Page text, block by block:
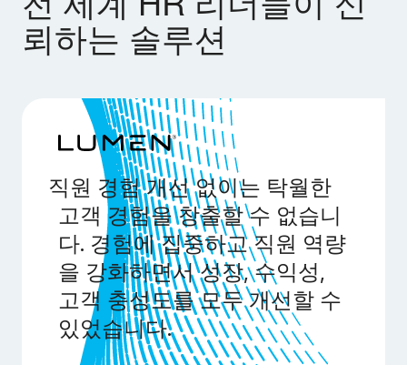
뢰하는 솔루션
직원 경험 개선 없이는 탁월한
고객 경험을 창출할 수 없습니
다. 경험에 집중하고 직원 역량
을 강화하면서 성장, 수익성,
고객 충성도를 모두 개선할 수
있었습니다.